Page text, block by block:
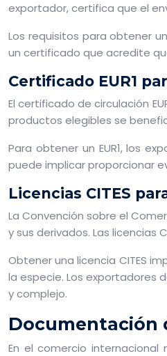
exportador, certifica que el
Los requisitos para obtener
un certificado que acredite
Certificado EUR1
El certificado de circulación
productos elegibles se
Para obtener un EUR1, los
puede implicar proporcionar
Licencias CITES
La Convención sobre el
y sus derivados. Las
Obtener una licencia CITES
la especie. Los exportadores
y complejo.
Documentación
En el comercio